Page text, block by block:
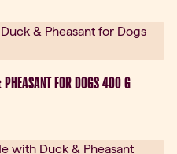
FOR DOGS 400 G